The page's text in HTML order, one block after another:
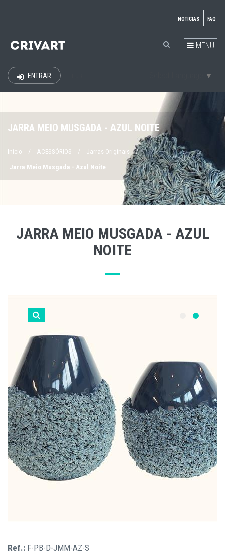
NOTICIAS FAQ
MENU
▼
ENTRAR
JARRA MEIO MUSGADA - AZUL NOITE
Início / ACESSÓRIOS / Jarras Originais /
Jarra Meio Musgada - Azul Noite
JARRA MEIO MUSGADA - AZUL
NOITE
Ref.: F-PB-D-JMM-AZ-S